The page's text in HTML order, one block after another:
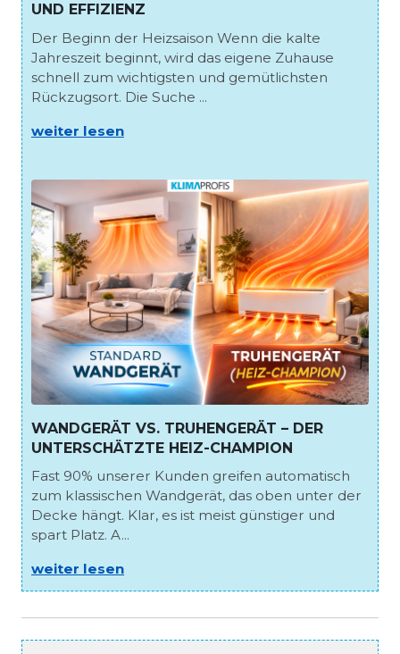
UND EFFIZIENZ
Der Beginn der Heizsaison Wenn die kalte
Jahreszeit beginnt, wird das eigene Zuhause
schnell zum wichtigsten und gemütlichsten
Rückzugsort. Die Suche ...
weiter lesen
WANDGERÄT VS. TRUHENGERÄT – DER
UNTERSCHÄTZTE HEIZ-CHAMPION
Fast 90% unserer Kunden greifen automatisch
zum klassischen Wandgerät, das oben unter der
Decke hängt. Klar, es ist meist günstiger und
spart Platz. A...
weiter lesen